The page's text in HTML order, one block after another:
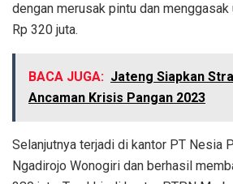
dengan merusak pintu dan
Rp 320 juta.
BACA JUGA: Jateng Siapkan
Ancaman Krisis Pangan 2023
Selanjutnya terjadi di kantor PT Nesia
Ngadirojo Wonogiri dan berhasil